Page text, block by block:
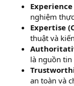
nghiệm
Expertise
thuật và
là nguồn tin
an toàn và